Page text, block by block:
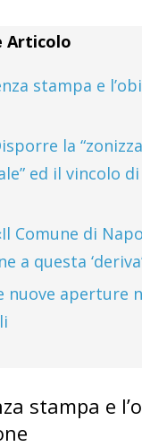
Articolo
stampa e
la
ed il vincolo
Comune di
a questa
nuove aperture
stampa e